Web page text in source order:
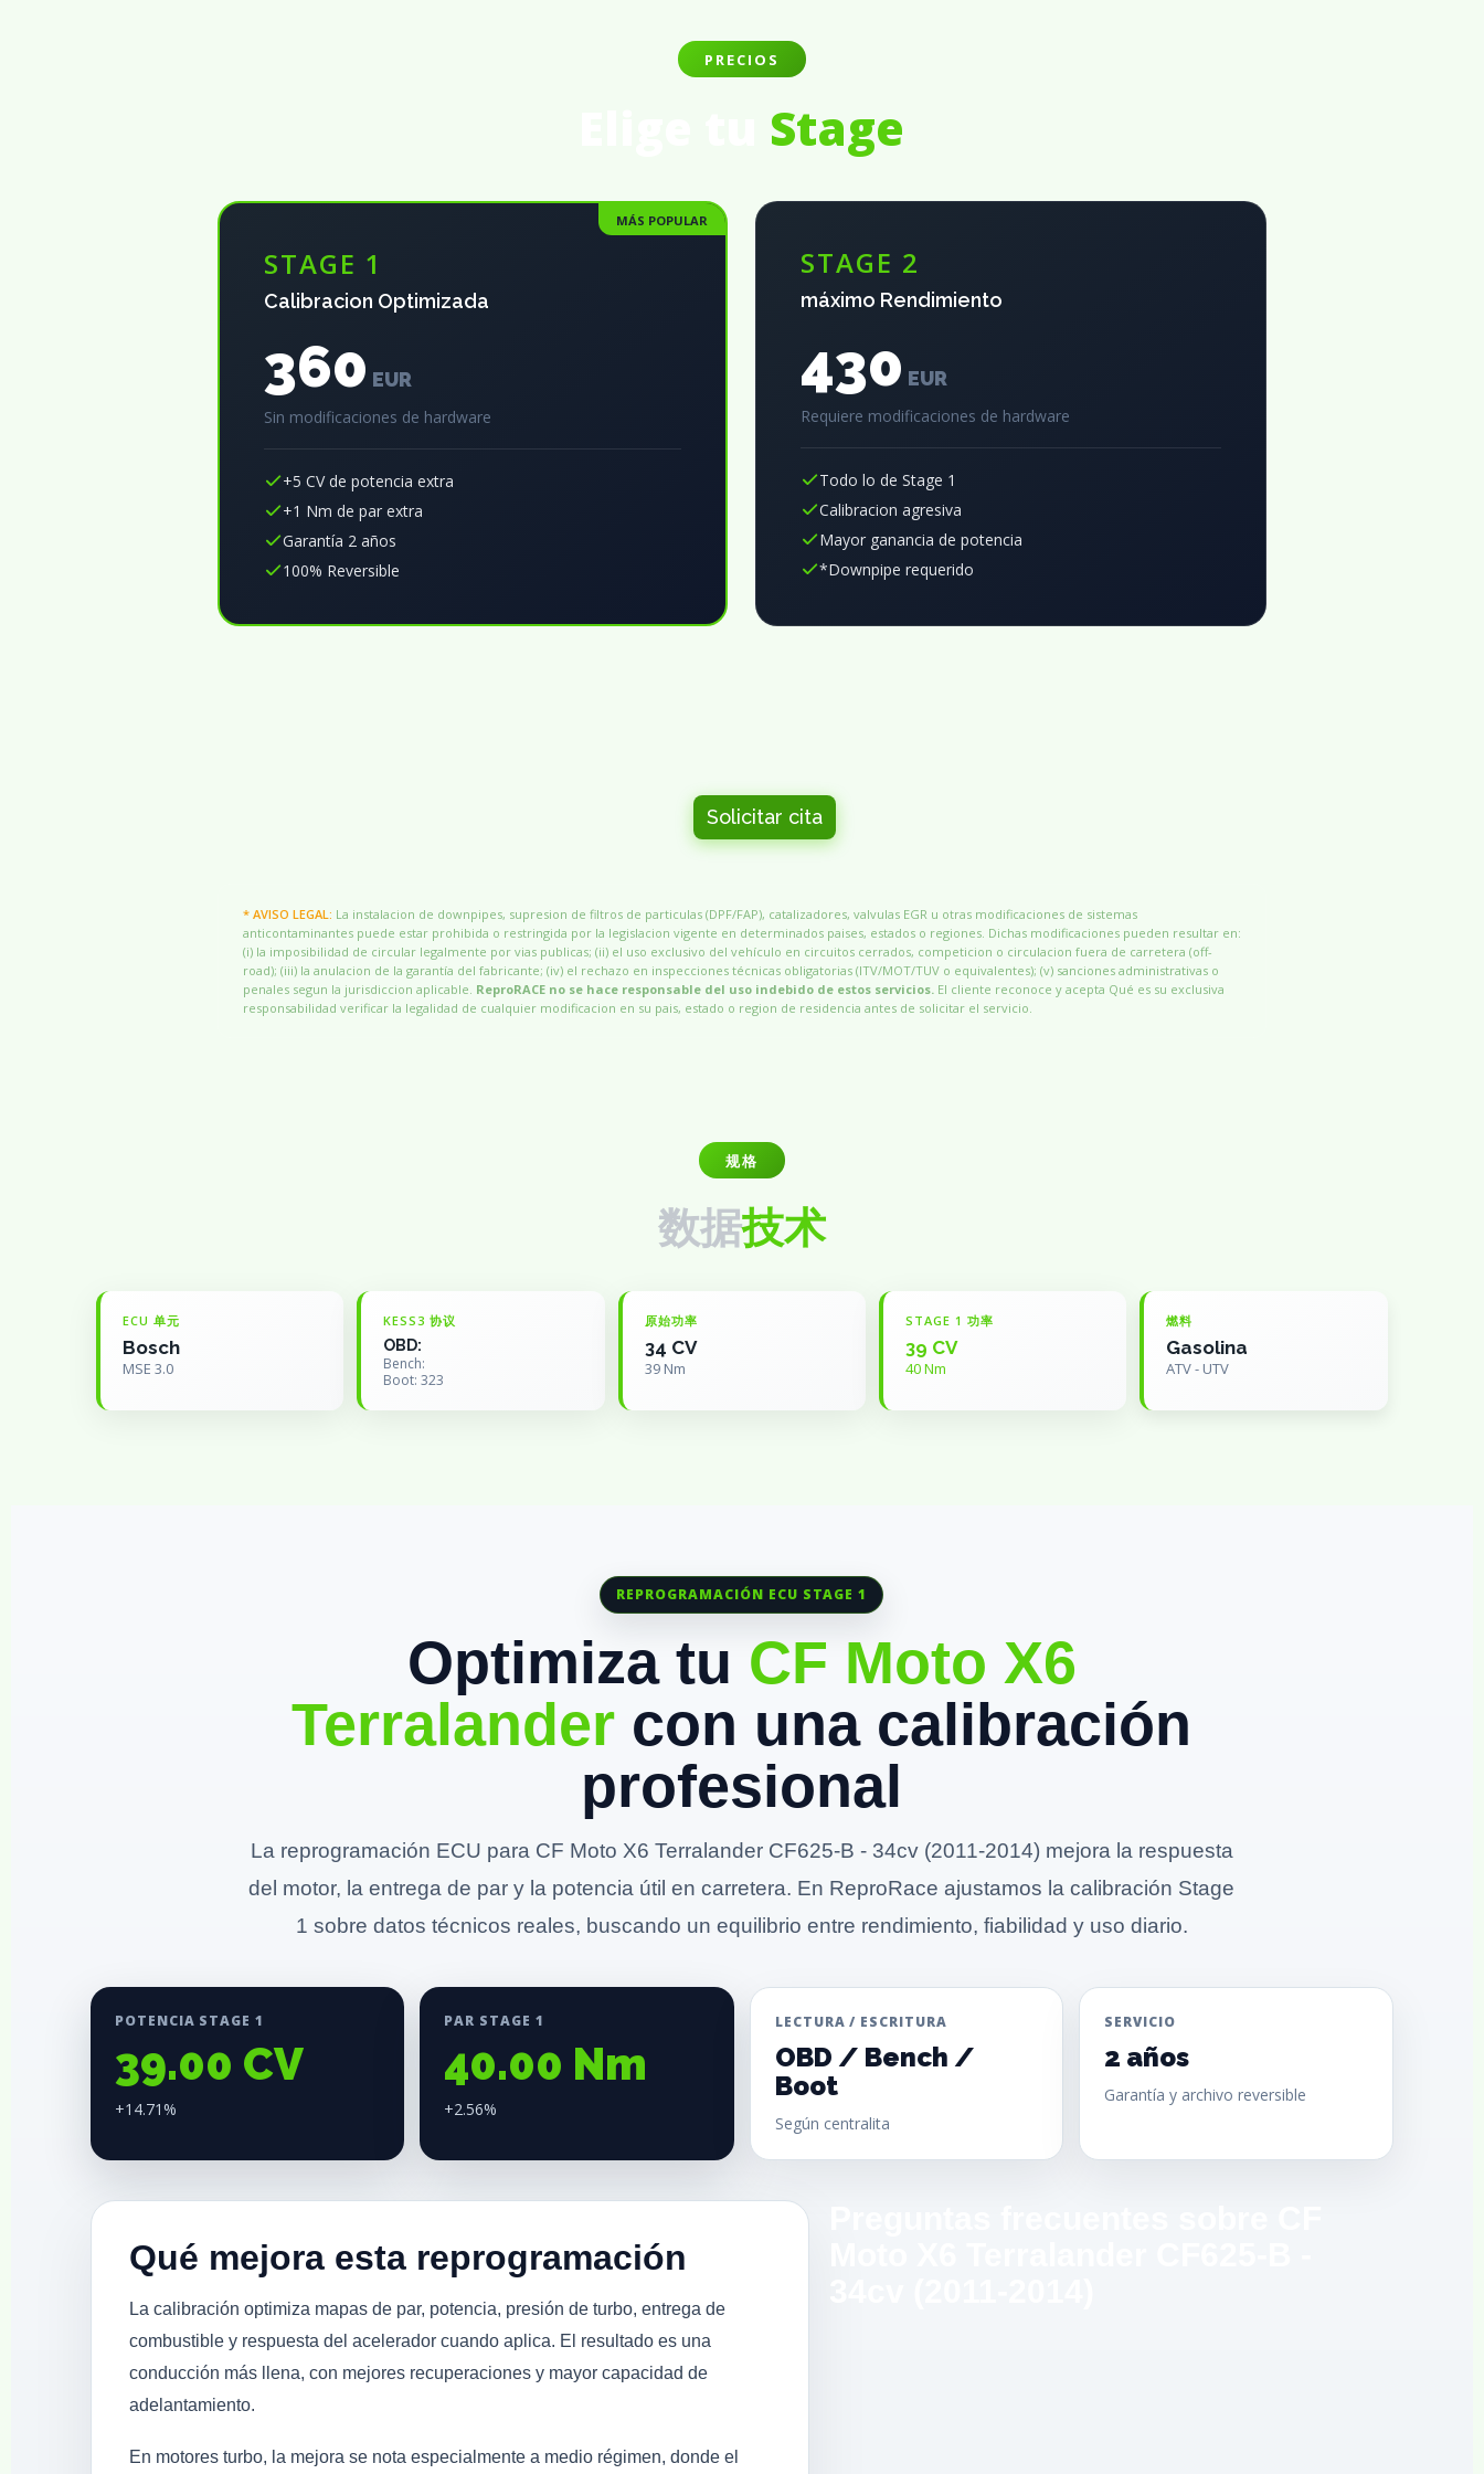
PRECIOS
Stage
MÁS POPULAR
STAGE 1
Calibracion Optimizada
360 EUR
Sin modificaciones de hardware
+5 CV de potencia extra
+1 Nm de par extra
Garantía 2 años
100% Reversible
STAGE 2
máximo Rendimiento
430 EUR
Requiere modificaciones de hardware
Todo lo de Stage 1
Calibracion agresiva
Mayor ganancia de potencia
*Downpipe requerido
Solicitar cita
* AVISO LEGAL: La instalacion de downpipes, supresion de filtros de particulas (DPF/FAP), catalizadores, valvulas EGR u otras modificaciones de sistemas
anticontaminantes puede estar prohibida o restringida por la legislacion vigente en determinados paises, estados o regiones. Dichas modificaciones pueden resultar en:
(i) la imposibilidad de circular legalmente por vias publicas; (ii) el uso exclusivo del vehículo en circuitos cerrados, competicion o circulacion fuera de carretera (off-
road); (iii) la anulacion de la garantía del fabricante; (iv) el rechazo en inspecciones técnicas obligatorias (ITV/MOT/TUV o equivalentes); (v) sanciones administrativas o
penales segun la jurisdiccion aplicable. ReproRACE no se hace responsable del uso indebido de estos servicios.El cliente reconoce y acepta Qué es su exclusiva
responsabilidad verificar la legalidad de cualquier modificacion en su pais, estado o region de residencia antes de solicitar el servicio.
规格
数据技术
ECU 单元
Bosch
MSE 3.0
KESS3 协议
OBD:
Bench:
Boot: 323
原始功率
34 CV
39 Nm
STAGE 1 功率
39 CV
40 Nm
燃料
Gasolina
ATV - UTV
REPROGRAMACIÓN ECU STAGE 1
Optimiza tu CF Moto X6
Terralander con una calibración
profesional
La reprogramación ECU para CF Moto X6 Terralander CF625-B - 34cv (2011-2014) mejora la respuesta
del motor, la entrega de par y la potencia útil en carretera. En ReproRace ajustamos la calibración Stage
1 sobre datos técnicos reales, buscando un equilibrio entre rendimiento, fiabilidad y uso diario.
POTENCIA STAGE 1
39.00 CV
+14.71%
PAR STAGE 1
40.00 Nm
+2.56%
LECTURA / ESCRITURA
OBD / Bench /
Boot
Según centralita
SERVICIO
2 años
Garantía y archivo reversible
Qué mejora esta reprogramación
La calibración optimiza mapas de par, potencia, presión de turbo, entrega de
combustible y respuesta del acelerador cuando aplica. El resultado es una
conducción más llena, con mejores recuperaciones y mayor capacidad de
adelantamiento.
En motores turbo, la mejora se nota especialmente a medio régimen, donde el